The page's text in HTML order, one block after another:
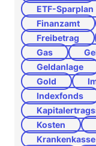
ETF-Sparplan
Finanzamt
Freibetrag
Gas
Geldanlage
Gold
Indexfonds
Kosten
Krankenkasse